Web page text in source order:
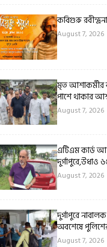
কবিগুরু
August 7, 2026
মৃত আশাকর্মীর
পাশে থাকার
August 7, 2026
এটিএম কার্ড
দুর্গাপুরে,উধাও
August 7, 2026
দুর্গাপুরে
অবশেষে
August 7, 2026